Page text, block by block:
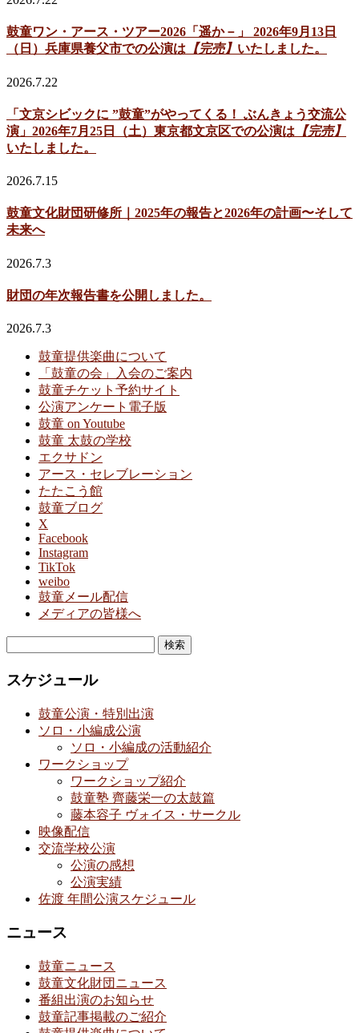
鼓童ワン・アース・ツアー2026「遥か－」 2026年9月13日
（日）兵庫県養父市での公演は 【完売】 いたしました。
2026.7.22
「文京シビックに ”鼓童”がやってくる！ ぶんきょう交流公
演」2026年7月25日（土）東京都文京区での公演は 【完売】
いたしました。
2026.7.15
鼓童文化財団研修所｜2025年の報告と2026年の計画〜そして
未来へ
2026.7.3
財団の年次報告書を公開しました。
2026.7.3
鼓童提供楽曲について
「鼓童の会」入会のご案内
鼓童チケット予約サイト
公演アンケート電子版
鼓童 on Youtube
鼓童 太鼓の学校
エクサドン
アース・セレブレーション
たたこう館
鼓童ブログ
X
Facebook
Instagram
TikTok
weibo
鼓童メール配信
メディアの皆様へ
スケジュール
鼓童公演・特別出演
ソロ・小編成公演
ソロ・小編成の活動紹介
ワークショップ
ワークショップ紹介
鼓童塾 齊藤栄一の太鼓篇
藤本容子 ヴォイス・サークル
映像配信
交流学校公演
公演の感想
公演実績
佐渡 年間公演スケジュール
ニュース
鼓童ニュース
鼓童文化財団ニュース
番組出演のお知らせ
鼓童記事掲載のご紹介